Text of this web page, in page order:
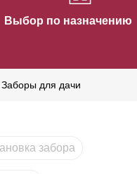
Выбор по назначению
Заборы для дачи
забора